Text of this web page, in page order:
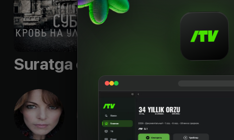
Suratga olish guruhi